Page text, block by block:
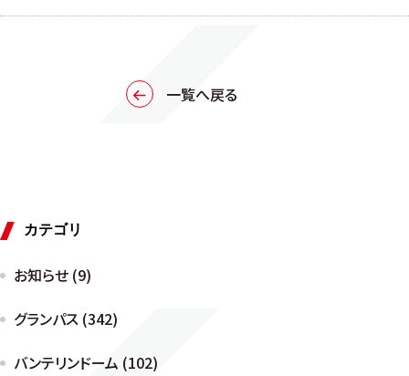
一覧へ戻る
カテゴリ
お知らせ (9)
グランパス (342)
バンテリンドーム (102)